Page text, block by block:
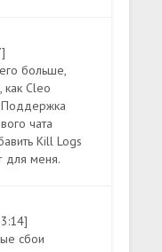
больше,
как Cleo
чата
Kill Logs
для меня.
сбои